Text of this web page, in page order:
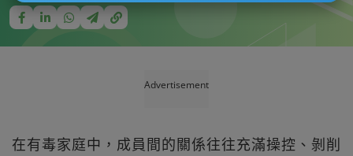
Advertisement
在有毒家庭中，成員間的關係往往充滿操控、剝削